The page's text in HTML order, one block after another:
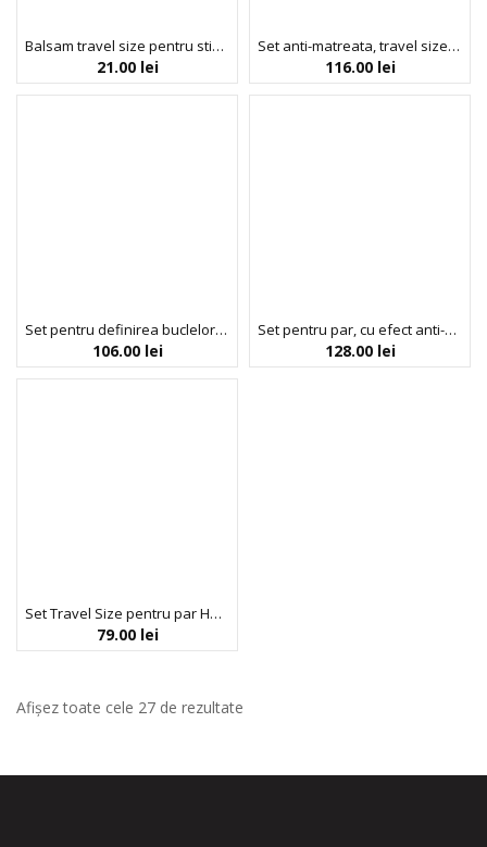
Balsam travel size pentru stimularea cresterii parului, cu ulei de ricin pentru toate tipurile de par, Arganicare, 50 ml
21.00 lei
Set anti-matreata, travel size, Scalp Restore Kit, Umberto Giannini, 3 x 50 ml
116.00 lei
Set pentru definirea buclelor, travel size, Curls Starter Kit, Umberto Giannini, 3 x 50 ml
106.00 lei
Set pentru par, cu efect anti-static, travel size, The Frizz Fix, Umberto Giannini, 2 x 50 ml, 1 x 40 ml
128.00 lei
Set Travel Size pentru par Have a Good Hair Day, sampon, balsam, spray de protectiv & scrub pentru scalp, Beauty Jar, 4 x 80 ml
79.00 lei
Afișez toate cele 27 de rezultate